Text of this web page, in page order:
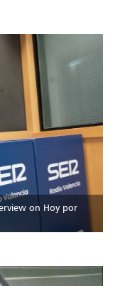
on Hoy por